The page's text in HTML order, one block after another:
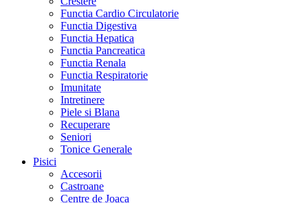
Functia Cardio Circulatorie
Functia Digestiva
Functia Hepatica
Functia Pancreatica
Functia Renala
Functia Respiratorie
Imunitate
Intretinere
Piele si Blana
Recuperare
Seniori
Tonice Generale
Pisici
Accesorii
Castroane
Centre de Joaca